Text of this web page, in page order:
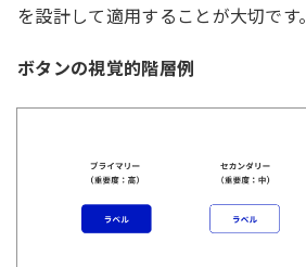
を設計して適用することが大切です。
ボタンの視覚的階層例